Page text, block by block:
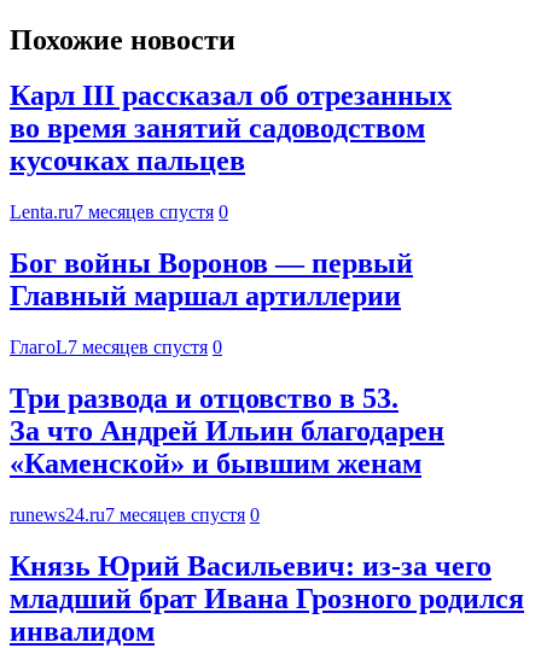
Похожие новости
Карл III рассказал об отрезанных
во время занятий садоводством
кусочках пальцев
Lenta.ru7 месяцев спустя 0
Бог войны Воронов — первый
Главный маршал артиллерии
ГлагоL7 месяцев спустя 0
Три развода и отцовство в 53.
За что Андрей Ильин благодарен
«Каменской» и бывшим женам
runews24.ru7 месяцев спустя 0
Князь Юрий Васильевич: из-за чего
младший брат Ивана Грозного родился
инвалидом